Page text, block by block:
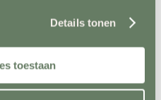
Details tonen
toestaan